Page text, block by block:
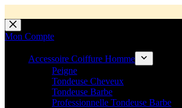
Passer
au
Mon Compte
Accessoire Coiffure Homme
Peigne
Tondeuse Cheveux
Tondeuse Barbe
Professionnelle Tondeuse Barbe